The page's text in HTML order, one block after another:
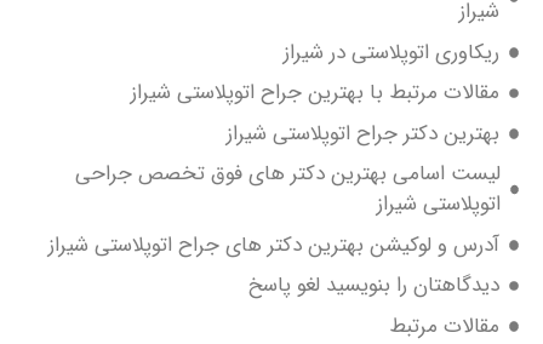
اتوپلاستی در شیراز
مرتبط با بهترین جراح اتوپلاستی شیراز
دکتر جراح اتوپلاستی شیراز
اسامی بهترین دکتر های فوق تخصص جراحی
شیراز
و لوکیشن بهترین دکتر های جراح اتوپلاستی شیراز
را بنویسید لغو پاسخ
مرتبط